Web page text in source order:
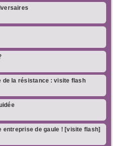
de la résistance : visite flash
entreprise de gaule ! [visite flash]